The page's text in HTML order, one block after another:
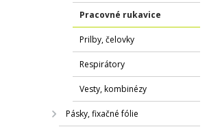
Pracovné rukavice
Prilby, čelovky
Respirátory
Vesty, kombinézy
Pásky, fixačné fólie